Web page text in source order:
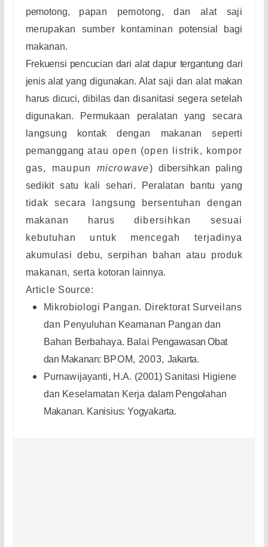
pemotong, papan pemotong, dan alat saji
merupakan sumber kontaminan potensial bagi
makanan.
Frekuensi pencucian dari alat dapur tergantung dari
jenis alatyang digunakan. Alat saji dan alat makan
harus dicuci, dibilas dandisanitasi segera setelah
digunakan. Permukaan peralatan yang secara
langsung kontak dengan makanan seperti
pemanggangatau open (open listrik, kompor
gas, maupun microwave)dibersihkan paling
sedikit satu kali sehari. Peralatan bantu yang
tidak secara langsung bersentuhan dengan
makanan harusdibersihkan sesuai
kebutuhan untuk mencegah terjadinya
akumulasi debu, serpihan bahan atau produk
makanan, serta kotoran lainnya.
Article Source:
Mikrobiologi Pangan. Direktorat Surveilans
dan Penyuluhan Keamanan Pangan dan
Bahan Berbahaya. Balai Pengawasan Obat
dan Makanan: BPOM, 2003, Jakarta.
Purnawijayanti, H.A. (2001) Sanitasi Higiene
dan Keselamatan Kerja dalam Pengolahan
Makanan. Kanisius: Yogyakarta.